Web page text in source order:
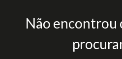
Não encontrou